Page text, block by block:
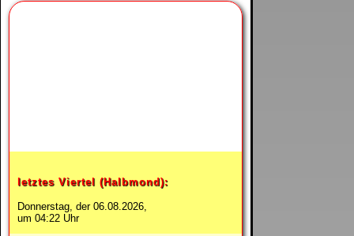
letztes Viertel (Halbmond):
Donnerstag, der 06.08.2026,
um 04:22 Uhr